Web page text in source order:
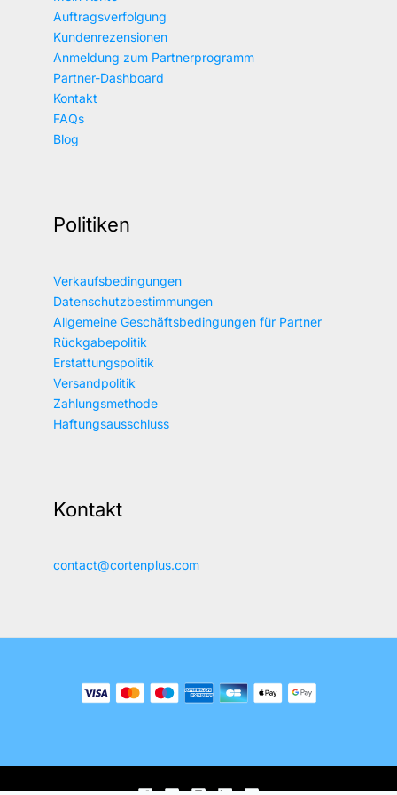
Auftragsverfolgung
Kundenrezensionen
Anmeldung zum Partnerprogramm
Partner-Dashboard
Kontakt
FAQs
Blog
Politiken
Verkaufsbedingungen
Datenschutzbestimmungen
Allgemeine Geschäftsbedingungen für Partner
Rückgabepolitik
Erstattungspolitik
Versandpolitik
Zahlungsmethode
Haftungsausschluss
Kontakt
contact@cortenplus.com